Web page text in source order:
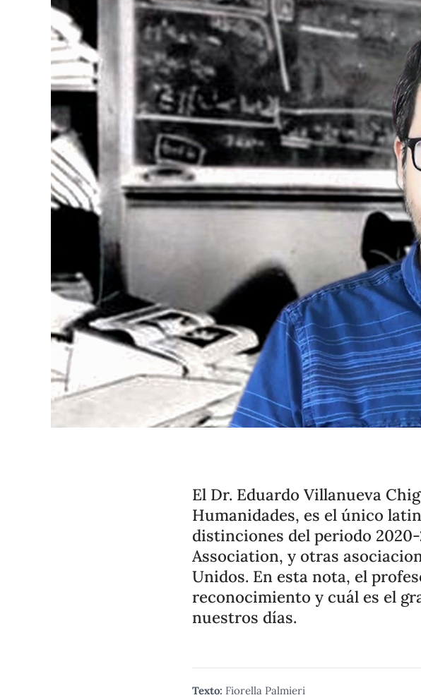
El Dr. Eduardo Villanueva
Humanidades, es el único
distinciones del periodo
Association, y otras
Unidos. En esta nota, el
reconocimiento y cuál es el
nuestros días.
Texto: Fiorella Palmieri